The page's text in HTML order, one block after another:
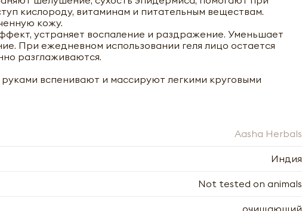
кислороду, витаминам и питательным веществам.
кожу.
устраняет воспаление и раздражение. Уменьшает
При ежедневном использовании геля лицо остается
разглаживаются.
вспенивают и массируют легкими круговыми
Aasha Herbals
Индия
Not tested on animals
очищающий